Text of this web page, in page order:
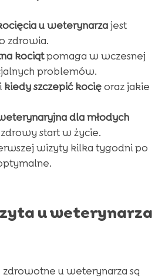
u weterynarzajest
zdrowia.
kociątpomaga w wczesnej
problemów.
kiedy szczepić kocięoraz jakie
dla młodych
start w życie.
wizyty kilka tygodni po
u weterynarza
u weterynarza są